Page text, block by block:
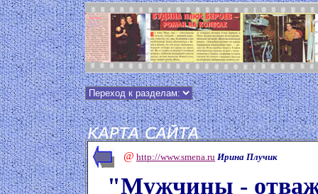
@ http://www.smena.ru Ирина Плучик
"Мужчины -